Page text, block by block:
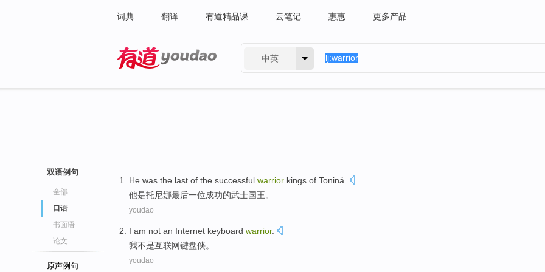
词典 翻译 有道精品课 云笔记 惠惠 更多产品
中英
双语例句
全部
口语
书面语
论文
原声例句
He was the last of the successful warrior kings of Toniná.
他是托尼娜最后一位成功的武士国王。
youdao
I am not an Internet keyboard warrior.
我不是互联网键盘侠。
youdao